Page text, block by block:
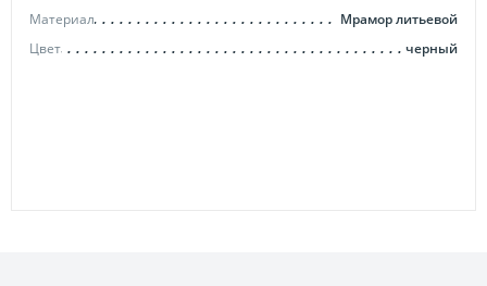
Материал
Мрамор литьевой
Цвет
черный